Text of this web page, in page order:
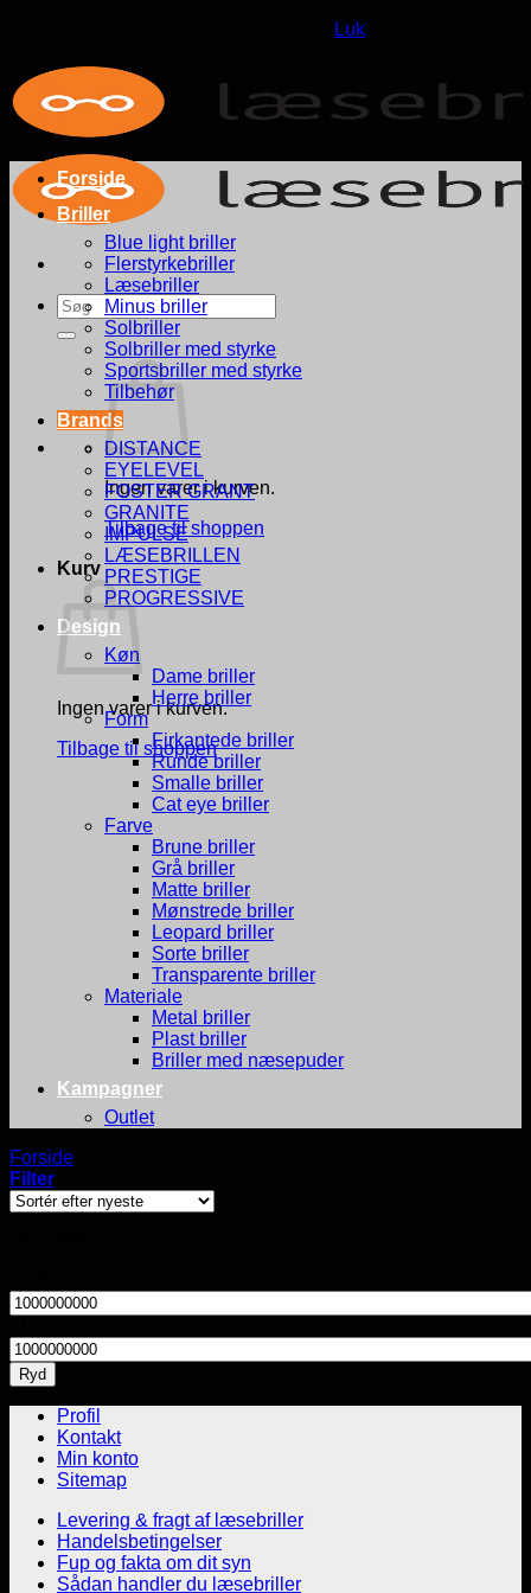
Luk
Fortsæt
til
indhold
Søg
efter:
Ingen varer i kurven.
Tilbage til shoppen
Kurv
Ingen varer i kurven.
Tilbage til shoppen
Forside
Briller
Blue light briller
Flerstyrkebriller
Læsebriller
Minus briller
Solbriller
Solbriller med styrke
Sportsbriller med styrke
Tilbehør
Brands
DISTANCE
EYELEVEL
FOSTER GRANT
GRANITE
IMPULSE
LÆSEBRILLEN
PRESTIGE
PROGRESSIVE
Design
Køn
Dame briller
Herre briller
Form
Firkantede briller
Runde briller
Smalle briller
Cat eye briller
Farve
Brune briller
Grå briller
Matte briller
Mønstrede briller
Leopard briller
Sorte briller
Transparente briller
Materiale
Metal briller
Plast briller
Briller med næsepuder
Kampagner
Outlet
Forside
Filter
Ryd
Profil
Kontakt
Min konto
Sitemap
Levering & fragt af læsebriller
Handelsbetingelser
Fup og fakta om dit syn
Sådan handler du læsebriller